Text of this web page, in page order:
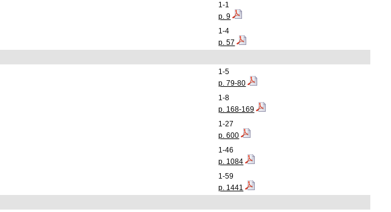
1-1
p. 9
1-4
p. 57
1-5
p. 79-80
1-8
p. 168-169
1-27
p. 600
1-46
p. 1084
1-59
p. 1441